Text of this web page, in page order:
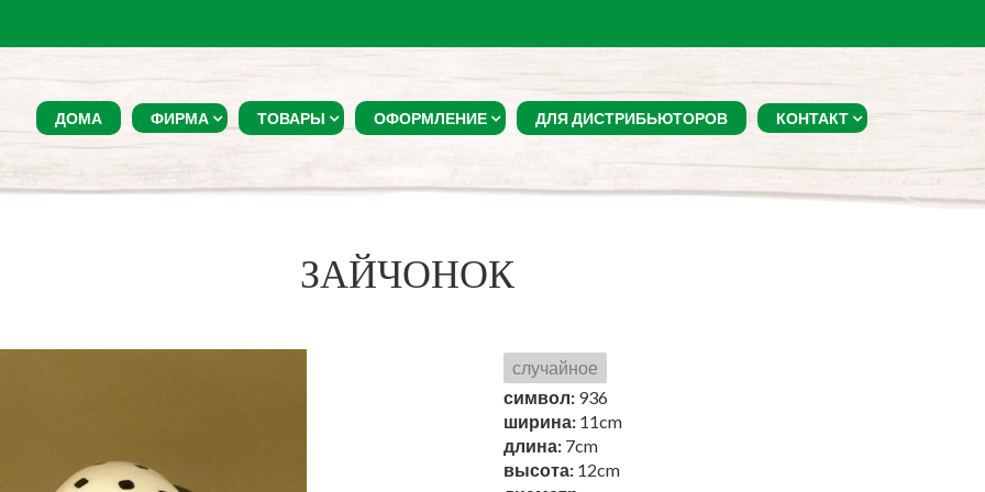
ДОМА ФИРМА ТОВАРЫ ОФОРМЛЕНИЕ ДЛЯ ДИСТРИБЬЮТОРОВ КОНТАКТ
ЗАЙЧОНОК
случайное
символ: 936
ширина: 11cm
длина: 7cm
высота: 12cm